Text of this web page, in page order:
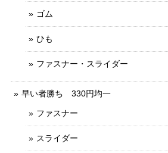
ゴム
ひも
ファスナー・スライダー
早い者勝ち 330円均一
ファスナー
スライダー